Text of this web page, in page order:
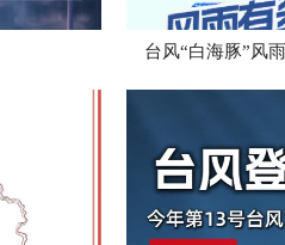
台风“白海豚”风